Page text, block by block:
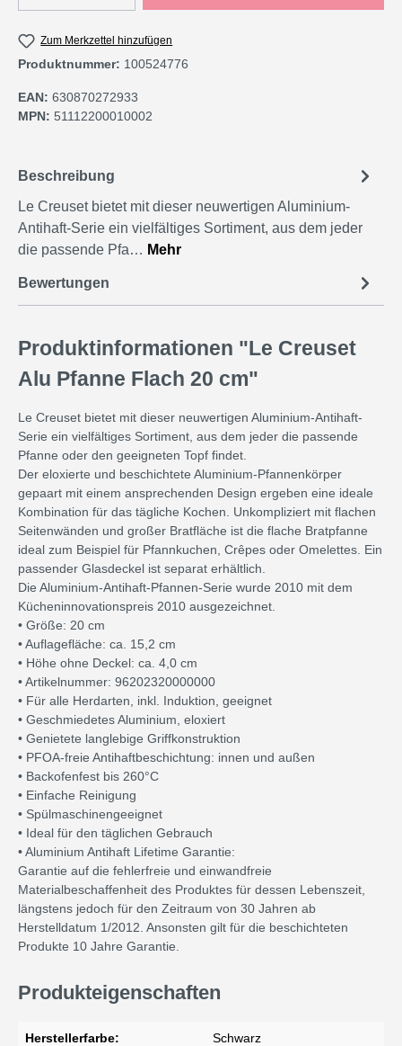
Zum Merkzettel hinzufügen
Produktnummer: 100524776
EAN: 630870272933
MPN: 51112200010002
Beschreibung
Le Creuset bietet mit dieser neuwertigen Aluminium-
Antihaft-Serie ein vielfältiges Sortiment, aus dem jeder
die passende Pfa… Mehr
Bewertungen
Produktinformationen "Le Creuset
Alu Pfanne Flach 20 cm"
Le Creuset bietet mit dieser neuwertigen Aluminium-Antihaft-
Serie ein vielfältiges Sortiment, aus dem jeder die passende
Pfanne oder den geeigneten Topf findet.
Der eloxierte und beschichtete Aluminium-Pfannenkörper
gepaart mit einem ansprechenden Design ergeben eine ideale
Kombination für das tägliche Kochen. Unkompliziert mit flachen
Seitenwänden und großer Bratfläche ist die flache Bratpfanne
ideal zum Beispiel für Pfannkuchen, Crêpes oder Omelettes. Ein
passender Glasdeckel ist separat erhältlich.
Die Aluminium-Antihaft-Pfannen-Serie wurde 2010 mit dem
Kücheninnovationspreis 2010 ausgezeichnet.
• Größe: 20 cm
• Auflagefläche: ca. 15,2 cm
• Höhe ohne Deckel: ca. 4,0 cm
• Artikelnummer: 96202320000000
• Für alle Herdarten, inkl. Induktion, geeignet
• Geschmiedetes Aluminium, eloxiert
• Genietete langlebige Griffkonstruktion
• PFOA-freie Antihaftbeschichtung: innen und außen
• Backofenfest bis 260°C
• Einfache Reinigung
• Spülmaschinengeeignet
• Ideal für den täglichen Gebrauch
• Aluminium Antihaft Lifetime Garantie:
Garantie auf die fehlerfreie und einwandfreie
Materialbeschaffenheit des Produktes für dessen Lebenszeit,
längstens jedoch für den Zeitraum von 30 Jahren ab
Herstelldatum 1/2012. Ansonsten gilt für die beschichteten
Produkte 10 Jahre Garantie.
Produkteigenschaften
Herstellerfarbe: Schwarz